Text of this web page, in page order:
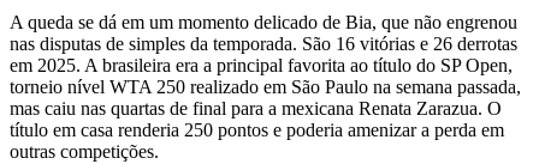
A queda se dá em um momento delicado de Bia, que não engrenou
nas disputas de simples da temporada. São 16 vitórias e 26 derrotas
em 2025. A brasileira era a principal favorita ao título do SP Open,
torneio nível WTA 250 realizado em São Paulo na semana passada,
mas caiu nas quartas de final para a mexicana Renata Zarazua. O
título em casa renderia 250 pontos e poderia amenizar a perda em
outras competições.